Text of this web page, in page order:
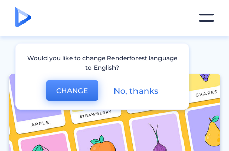
Would you like to change Renderforest language
to English?
CHANGE No, thanks